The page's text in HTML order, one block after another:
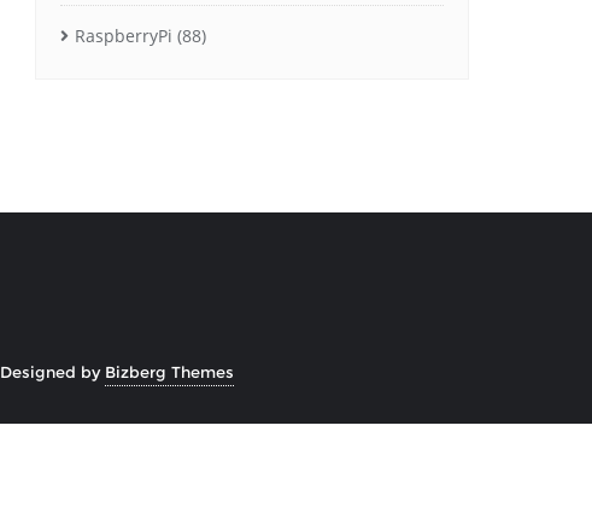
RaspberryPi (88)
Designed by Bizberg Themes